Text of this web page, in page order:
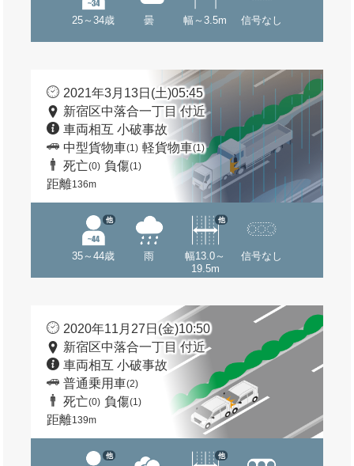
25～34歳 曇 幅～3.5m 信号なし
2021年3月13日(土)05:45
新宿区中落合一丁目 付近
車両相互 小破事故
中型貨物車(1) 軽貨物車(1)
死亡(0) 負傷(1)
距離136m
35～44歳
他
雨
幅13.0～
19.5m
他
信号なし
2020年11月27日(金)10:50
新宿区中落合一丁目 付近
車両相互 小破事故
普通乗用車(2)
死亡(0) 負傷(1)
距離139m
他 他